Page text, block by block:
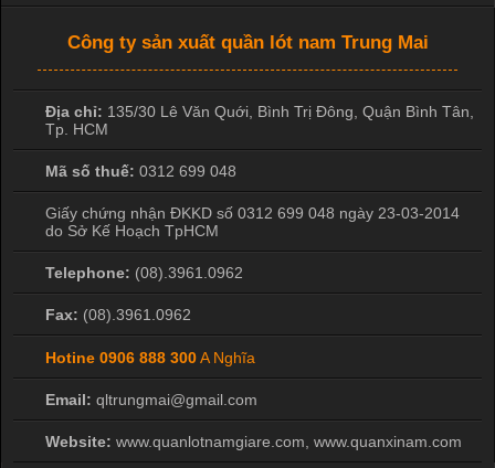
Công ty sản xuất quần lót nam Trung Mai
Địa chỉ: 135/30 Lê Văn Quới, Bình Trị Đông Quận Bình Tân
Tp. HCM
Mã số thuế: 0312 699 048
Giấy chứng nhận ĐKKD số 0312 699 048 ngày 23-03-2014
do Sở Kế Hoạch TpHCM
Telephone: (08).3961.0962
Fax: (08).3961.0962
Hotine 0906 888 300A Nghĩa
Email: qltrungmai@gmail.com
Website: www.quanlotnamgiare.com, www.quanxinam.com